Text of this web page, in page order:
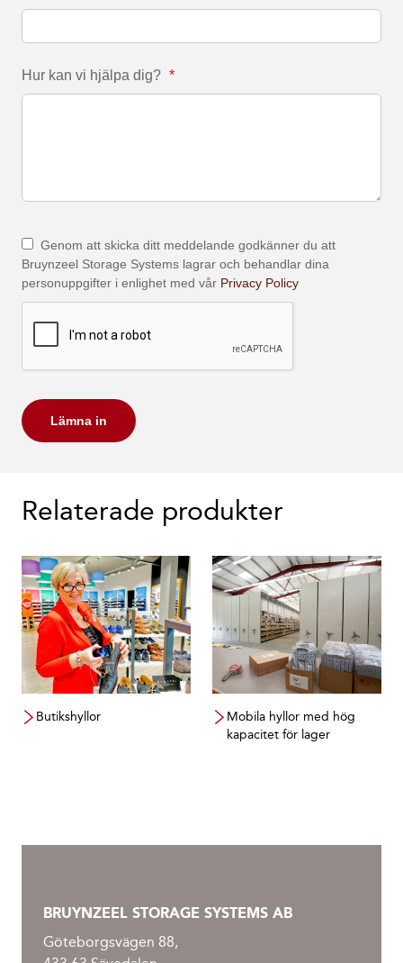
Hur kan vi hjälpa dig? *
Genom att skicka ditt meddelande godkänner du att
Bruynzeel Storage Systems lagrar och behandlar dina
personuppgifter i enlighet med vår Privacy Policy
Lämna in
Relaterade produkter
Butikshyllor
Mobila hyllor med hög
kapacitet för lager
BRUYNZEEL STORAGE SYSTEMS AB
Göteborgsvägen 88,